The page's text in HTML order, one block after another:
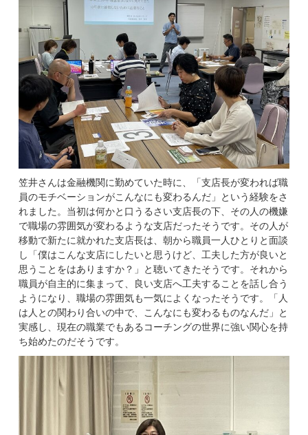
笠井さんは金融機関に勤めていた時に、「支店長が変われば職
員のモチベーションがこんなにも変わるんだ」という経験をさ
れました。当初は何かと口うるさい支店長の下、その人の機嫌
で職場の雰囲気が変わるような支店だったそうです。その人が
移動で新たに就かれた支店長は、朝から職員一人ひとりと面談
し「僕はこんな支店にしたいと思うけど、工夫した方が良いと
思うことをはありますか？」と聴いてきたそうです。それから
職員が自主的に集まって、良い支店へ工夫することを話し合う
ようになり、職場の雰囲気も一気によくなったそうです。「人
は人との関わり合いの中で、こんなにも変わるものなんだ」と
実感し、現在の職業でもあるコーチングの世界に強い関心を持
ち始めたのだそうです。